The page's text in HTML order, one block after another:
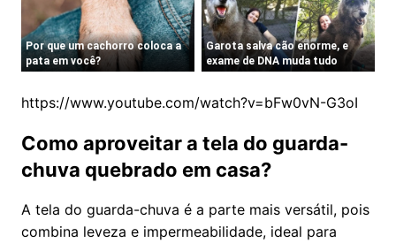
https://www.youtube.com/watch?v=bFw0vN-G3oI
Como aproveitar a tela do guarda-
chuva quebrado em casa?
A tela do guarda-chuva é a parte mais versátil, pois
combina leveza e impermeabilidade, ideal para